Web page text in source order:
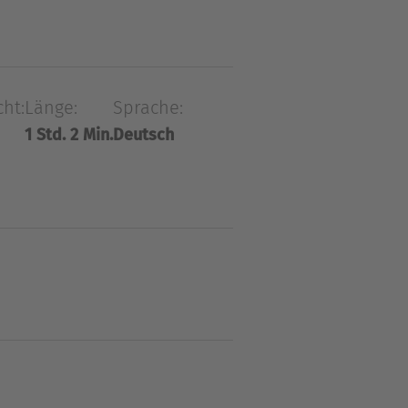
Highgate. Dabei werden
Länge:
1 Std. 2 Min.
Sprache:
Deutsch